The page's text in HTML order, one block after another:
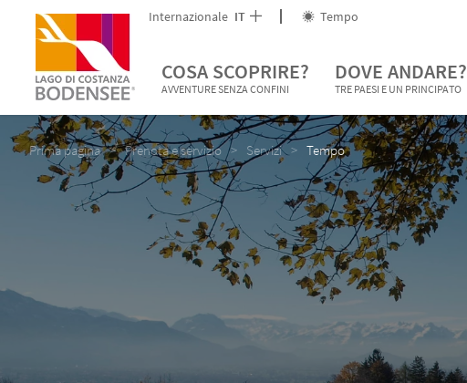
Internazionale IT Tempo
COSA SCOPRIRE?
AVVENTURE SENZA CONFINI
DOVE ANDARE?
TRE PAESI E UN PRINCIPATO
Prima pagina Prenota e servizio Servizi Tempo